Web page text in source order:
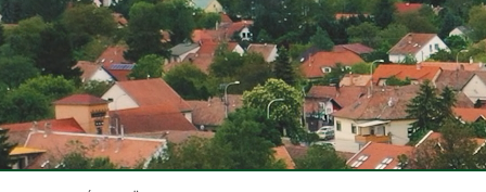
Dokumentumok [ ]
Aloldalak []